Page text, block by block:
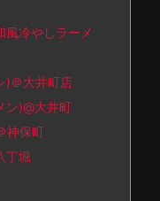
冷やしラーメ
)＠大井町店
ン)@大井町
神保町
丁堀